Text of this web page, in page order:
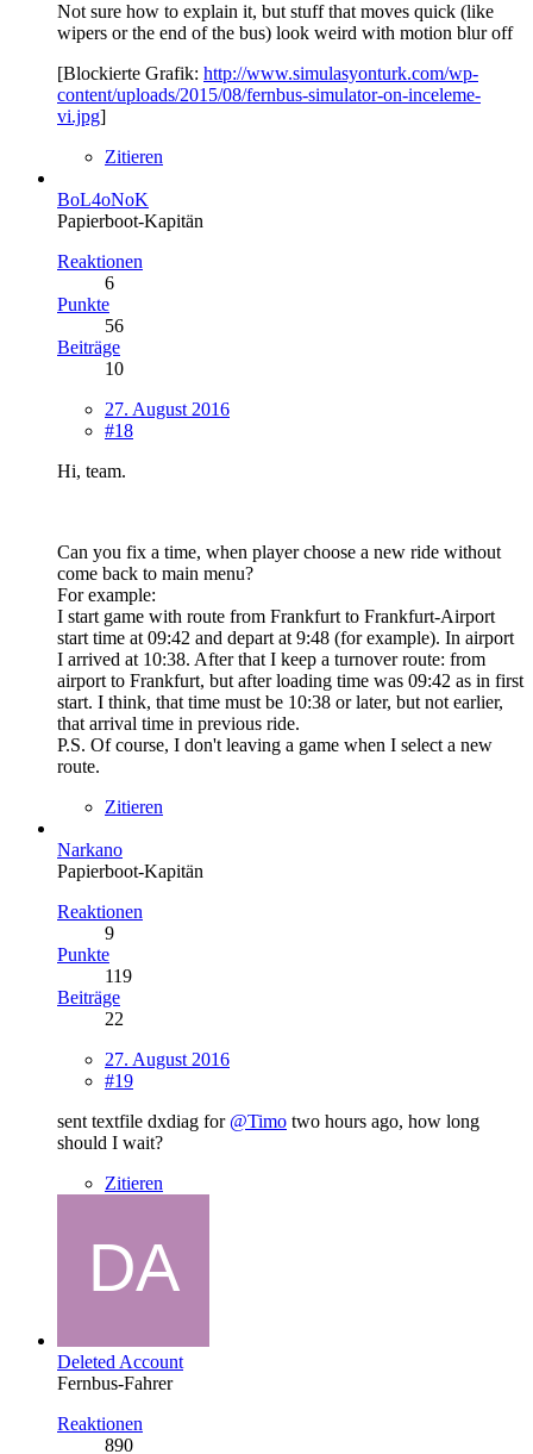
Not sure how to explain it, but stuff that moves quick (like
wipers or the end of the bus) look weird with motion blur off
[Blockierte Grafik: http://www.simulasyonturk.com/wp-
content/uploads/2015/08/fernbus-simulator-on-inceleme-
vi.jpg]
Zitieren
BoL4oNoK
Papierboot-Kapitän
Reaktionen
6
Punkte
56
Beiträge
10
27. August 2016
#18
Hi, team.
Can you fix a time, when player choose a new ride without
come back to main menu?
For example:
I start game with route from Frankfurt to Frankfurt-Airport
start time at 09:42 and depart at 9:48 (for example). In airport
I arrived at 10:38. After that I keep a turnover route: from
airport to Frankfurt, but after loading time was 09:42 as in first
start. I think, that time must be 10:38 or later, but not earlier,
that arrival time in previous ride.
P.S. Of course, I don't leaving a game when I select a new
route.
Zitieren
Narkano
Papierboot-Kapitän
Reaktionen
9
Punkte
119
Beiträge
22
27. August 2016
#19
sent textfile dxdiag for @Timo two hours ago, how long
should I wait?
Zitieren
Deleted Account
Fernbus-Fahrer
Reaktionen
890